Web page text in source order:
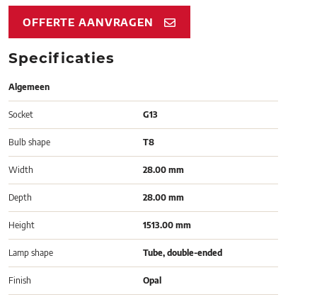
OFFERTE AANVRAGEN
Specificaties
Algemeen
Socket G13
Bulb shape T8
Width 28.00 mm
Depth 28.00 mm
Height 1513.00 mm
Lamp shape Tube, double-ended
Finish Opal